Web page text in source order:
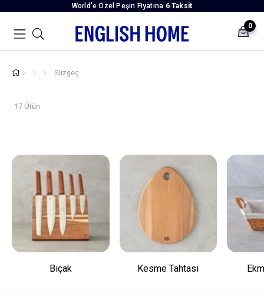
World’e Özel Peşin Fiyatına 6 Taksit
0
Süzgeç
17 Ürün
Bıçak Kesme Tahtası